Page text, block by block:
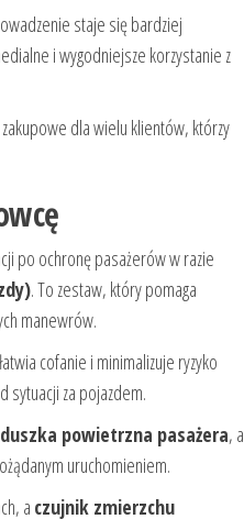
staje się bardziej
i wygodniejsze korzystanie z
dla wielu klientów, którzy
po ochronę pasażerów w razie
. To zestaw, który pomaga
manewrów.
cofanie i minimalizuje ryzyko
sytuacji za pojazdem.
powietrzna pasażera, a
uruchomieniem.
a czujnik zmierzchu